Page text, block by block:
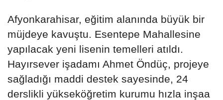
Afyonkarahisar, eğitim alanında büyük bir
müjdeye kavuştu. Esentepe Mahallesine
yapılacak yeni lisenin temelleri atıldı.
Hayırsever işadamı Ahmet Öndüç, projeye
sağladığı maddi destek sayesinde, 24
derslikli yükseköğretim kurumu hızla inşaa